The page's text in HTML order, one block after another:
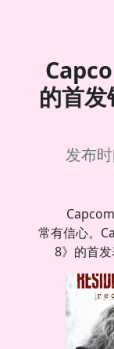
的首
发布
常有信心。
8》的首发